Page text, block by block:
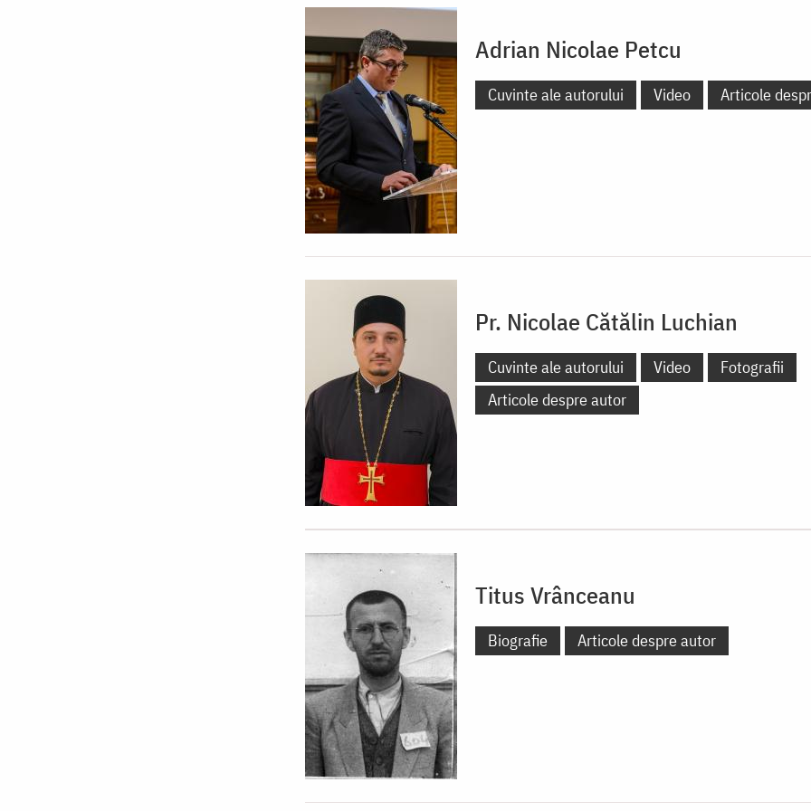
Adrian Nicolae Petcu
Cuvinte ale autorului Video Articole
Pr. Nicolae Cătălin Luchian
Cuvinte ale autorului Video
Fotografii
Articole despre autor
Titus Vrânceanu
Biografie Articole despre autor